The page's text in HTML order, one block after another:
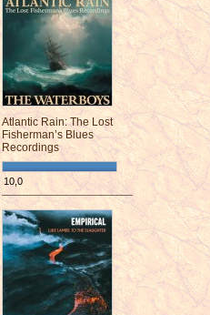
Atlantic Rain: The Lost
Fisherman’s Blues
Recordings
10,0
¯¯¯¯¯¯¯¯¯¯¯¯¯¯¯¯¯¯¯¯¯¯¯¯